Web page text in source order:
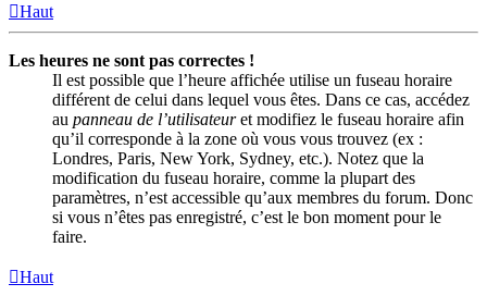
Haut
Les heures ne sont pas correctes !
Il est possible que l’heure affichée utilise un fuseau horaire
différent de celui dans lequel vous êtes. Dans ce cas, accédez
au panneau de l’utilisateuret modifiez le fuseau horaire afin
qu’il corresponde à la zone où vous vous trouvez (ex :
Londres, Paris, New York, Sydney, etc.). Notez que la
modification du fuseau horaire, comme la plupart des
paramètres, n’est accessible qu’aux membres du forum. Donc
si vous n’êtes pas enregistré, c’est le bon moment pour le
faire.
Haut